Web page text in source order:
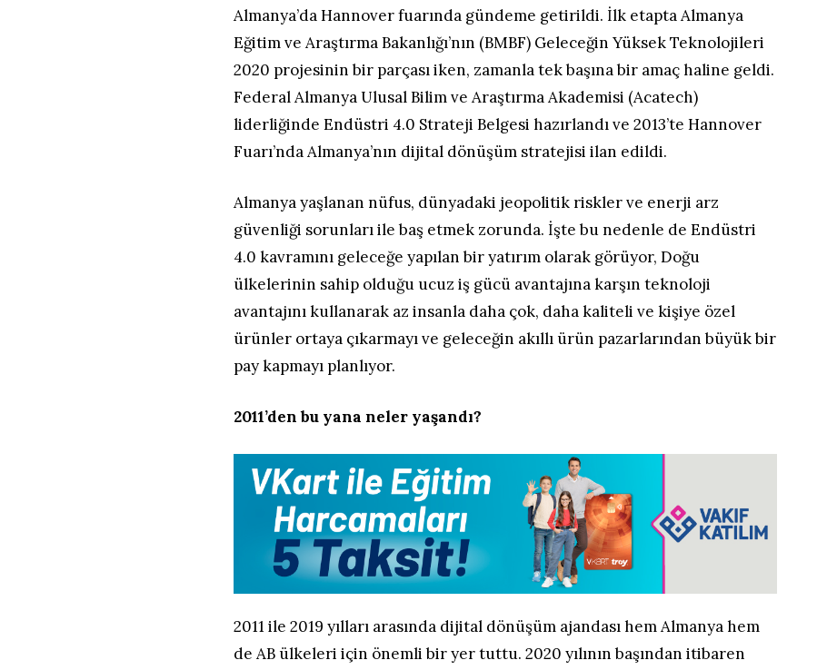
Almanya’da Hannover fuarında gündeme getirildi. İlk etapta Almanya
Eğitim ve Araştırma Bakanlığı’nın (BMBF) Geleceğin Yüksek Teknolojileri
2020 projesinin bir parçası iken, zamanla tek başına bir amaç haline geldi.
Federal Almanya Ulusal Bilim ve Araştırma Akademisi (Acatech)
liderliğinde Endüstri 4.0 Strateji Belgesi hazırlandı ve 2013’te Hannover
Fuarı’nda Almanya’nın dijital dönüşüm stratejisi ilan edildi.
Almanya yaşlanan nüfus, dünyadaki jeopolitik riskler ve enerji arz
güvenliği sorunları ile baş etmek zorunda. İşte bu nedenle de Endüstri
4.0 kavramını geleceğe yapılan bir yatırım olarak görüyor, Doğu
ülkelerinin sahip olduğu ucuz iş gücü avantajına karşın teknoloji
avantajını kullanarak az insanla daha çok, daha kaliteli ve kişiye özel
ürünler ortaya çıkarmayı ve geleceğin akıllı ürün pazarlarından büyük bir
pay kapmayı planlıyor.
2011’den bu yana neler yaşandı?
2011 ile 2019 yılları arasında dijital dönüşüm ajandası hem Almanya hem
de AB ülkeleri için önemli bir yer tuttu. 2020 yılının başından itibaren